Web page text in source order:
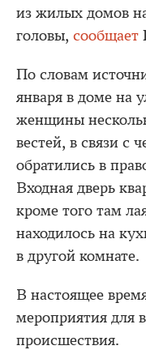
из жилых домов
головы, сообщает
По словам
января в доме на
женщины
вестей, в связи с
обратились в
Входная дверь
кроме того там
находилось на
в другой комнате.
В настоящее
мероприятия для
происшествия.